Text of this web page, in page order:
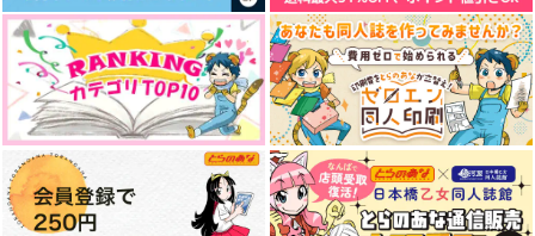
高慢と偏見 前編
Lila
1,690円（税込）
アーサー×本田菊
サンプル
作品詳細
野菊は薔薇に恋をして
いる 前篇
１０２２
2,640円（税込）
アーサー×本田菊
サンプル
作品詳細
野菊は薔薇に恋をして
いる 後篇
１０２２
2,640円（税込）
アーサー×本田菊
サンプル
作品詳細
ドラマチック・ワンダ
ー×ワンダー
藪から棒
専売 858円（税込）
ヘタリア
アーサー×本田菊
サンプル
シマグニアソート２
1022
1,045円（税込）
ヘタリア
アーサー×本田菊
サンプル
ラストスコア
ほたるび
専売 715円（税込）
ヘタリア
アーサー×本田菊
サンプル